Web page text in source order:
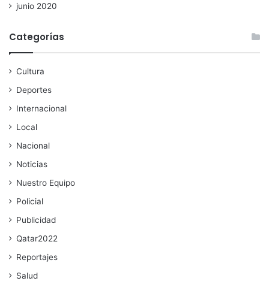
junio 2020
Categorías
Cultura
Deportes
Internacional
Local
Nacional
Noticias
Nuestro Equipo
Policial
Publicidad
Qatar2022
Reportajes
Salud